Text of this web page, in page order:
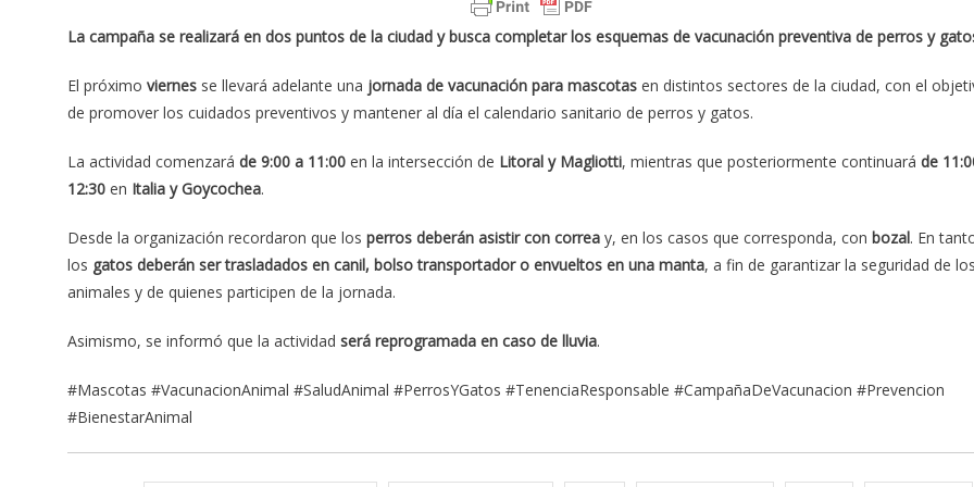
La campaña se realizará en dos puntos de la ciudad y busca completar los esquemas de vacunación preventiva de perros y
El próximo viernes se llevará adelante una jornada de vacunación para mascotas en distintos sectores de la ciudad, con el
de promover los cuidados preventivos y mantener al día el calendario sanitario de perros y gatos.
La actividad comenzará de 9:00 a 11:00 en la intersección de Litoral y Magliotti, mientras que posteriormente continuará de
12:30 en Italia y Goycochea.
Desde la organización recordaron que los perros deberán asistir con correa y, en los casos que corresponda, con bozal. En
los gatos deberán ser trasladados en canil, bolso transportador o envueltos en una manta, a fin de garantizar la seguridad de
animales y de quienes participen de la jornada.
Asimismo, se informó que la actividad será reprogramada en caso de lluvia.
#Mascotas #VacunacionAnimal #SaludAnimal #PerrosYGatos #TenenciaResponsable #CampañaDeVacunacion #Prevencion
#BienestarAnimal